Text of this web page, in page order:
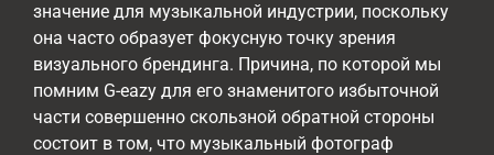
значение для музыкальной индустрии, поскольку
она часто образует фокусную точку зрения
визуального брендинга. Причина, по которой мы
помним G-eazy для его знаменитого избыточной
части совершенно скользной обратной стороны
состоит в том, что музыкальный фотограф